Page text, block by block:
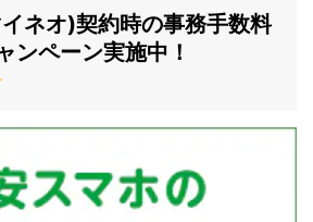
ネオ)契約時の事務手数料
ンペーン実施中！